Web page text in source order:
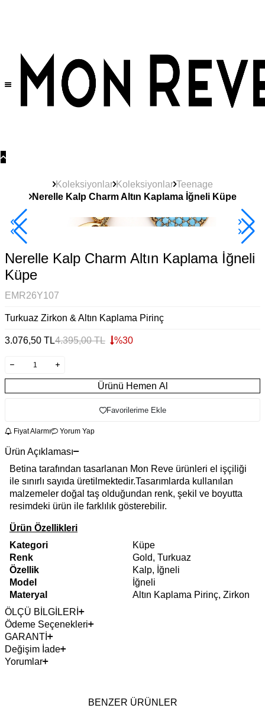
Koleksiyonlar Koleksiyonlar Teenage
Nerelle Kalp Charm Altın Kaplama İğneli Küpe
Yeni Ürün
Nerelle Kalp Charm Altın Kaplama İğneli
Küpe
EMR26Y107
Turkuaz Zirkon & Altın Kaplama Pirinç
3.076,50 TL4.395,00TL %30
Ürünü Hemen Al
Favorilerime Ekle
Fiyat Alarmı Yorum Yap
Ürün Açıklaması
Betina tarafından tasarlanan Mon Reve ürünleri el işçiliği
ile sınırlı sayıda üretilmektedir.Tasarımlarda kullanılan
malzemeler doğal taş olduğundan renk, şekil ve boyutta
resimdeki ürün ile farklılık gösterebilir.
Ürün Özellikleri
Kategori
Küpe
Renk
Gold, Turkuaz
Özellik
Kalp, İğneli
Model
İğneli
Materyal
Altın Kaplama Pirinç, Zirkon
ÖLÇÜ BİLGİLERİ
Ödeme Seçenekleri
GARANTİ
Değişim İade
Yorumlar
BENZER ÜRÜNLER